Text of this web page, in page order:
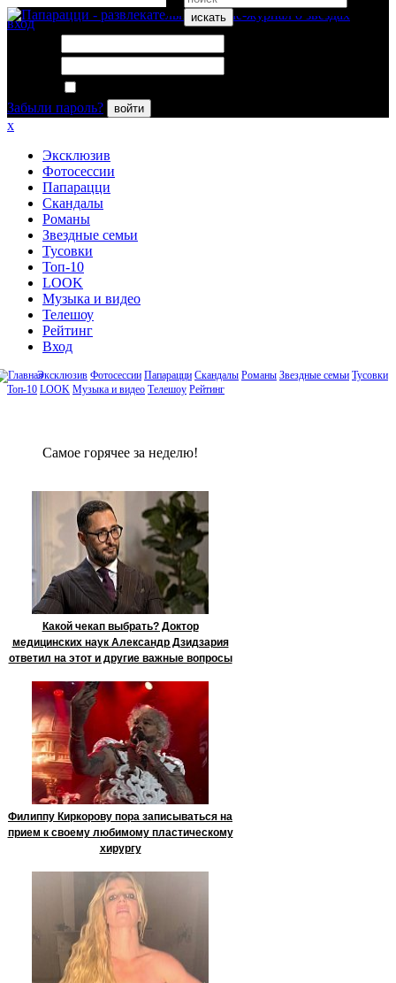
искать
вход
Забыли пароль?
войти
x
Эксклюзив
Фотосессии
Папарацци
Скандалы
Романы
Звездные семьи
Тусовки
Топ-10
LOOK
Музыка и видео
Телешоу
Рейтинг
Вход
Эксклюзив Фотосессии Папарацци Скандалы Романы Звездные семьи Тусовки
Топ-10 LOOK Музыка и видео Телешоу Рейтинг
Сaмое гoрячее за неделю!
Какой чекап выбрать? Доктор
медицинских наук Александр Дзидзария
ответил на этот и другие важные вопросы
Филиппу Киркорову пора записываться на
прием к своему любимому пластическому
хирургу